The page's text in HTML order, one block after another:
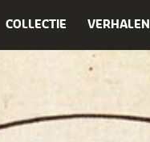
COLLECTIE VERHALEN